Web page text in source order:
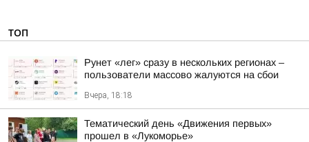
ТОП
Рунет «лег» сразу в нескольких регионах –
пользователи массово жалуются на сбои
Вчера, 18:18
Тематический день «Движения первых»
прошел в «Лукоморье»